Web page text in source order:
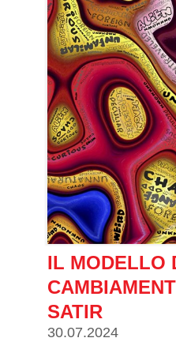
IL MODELLO
SATIR
30.07.2024